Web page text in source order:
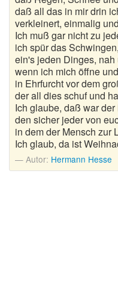
Neujahrsgedichte
Nikolausgedichte
Ostergedichte
Romantische
Schöne Gedichte
Sommergedichte
Taufgedichte
daß all das in mir drin
verkleinert, einmalig
Ich muß gar nicht zu
ich spür das
ein's jeden Dinges, nah
wenn ich mich öffne
in Ehrfurcht vor dem
der all dies schuf und
Ich glaube, daß war der
den sicher jeder von
in dem der Mensch zur
Ich glaub, da ist
Autor: Hermann Hesse